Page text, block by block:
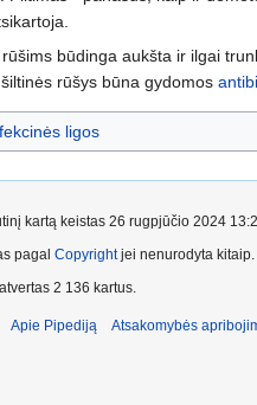
būdinga aukšta ir ilgai
rūšys būna gydomos
ligos
kartą keistas 26 rugpjūčio 2024
pagal Copyrightjei nenurodyta kitaip.
2 136 kartus.
Apie Pipediją Atsakomybės